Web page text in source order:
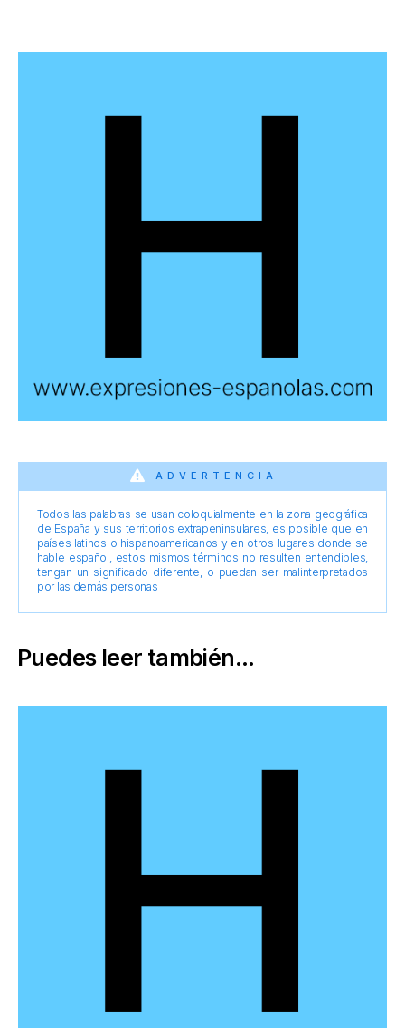
ADVERTENCIA
Todos las palabras se usan coloquialmente en la zona geográfica
de España y sus territorios extrapeninsulares, es posible que en
países latinos o hispanoamericanos y en otros lugares donde se
hable español, estos mismos términos no resulten entendibles,
tengan un significado diferente, o puedan ser malinterpretados
por las demás personas
Puedes leer también...